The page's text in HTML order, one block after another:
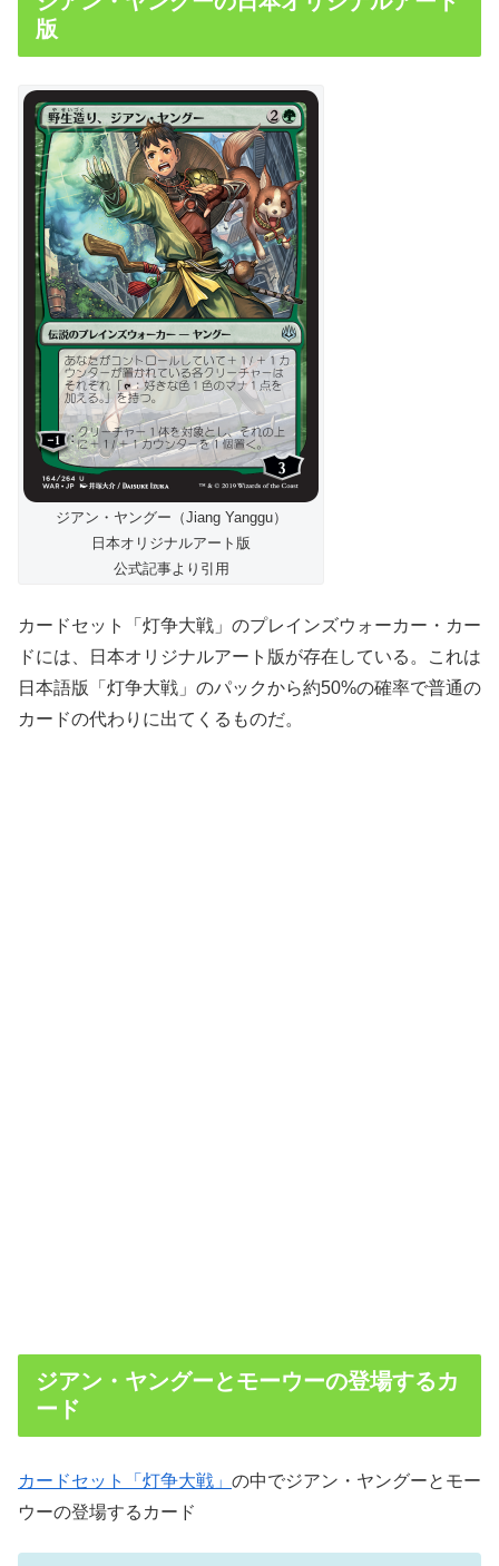
版
ジアン・ヤングー（Jiang Yanggu）
日本オリジナルアート版
公式記事より引用
カードセット「灯争大戦」のプレインズウォーカー・カー
ドには、日本オリジナルアート版が存在している。これは
日本語版「灯争大戦」のパックから約50%の確率で普通の
カードの代わりに出てくるものだ。
ジアン・ヤングーとモーウーの登場するカ
ード
カードセット「灯争大戦」 の中でジアン・ヤングーとモー
ウーの登場するカード